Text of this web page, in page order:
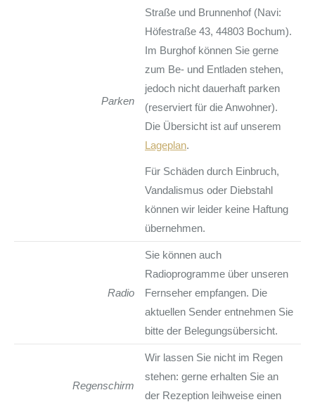
Parken
Straße und Brunnenhof (Navi:
Höfestraße 43, 44803 Bochum).
Im Burghof können Sie gerne
zum Be- und Entladen stehen,
jedoch nicht dauerhaft parken
(reserviert für die Anwohner).
Die Übersicht ist auf unserem
Lageplan.
Für Schäden durch Einbruch,
Vandalismus oder Diebstahl
können wir leider keine Haftung
übernehmen.
Radio
Sie können auch
Radioprogramme über unseren
Fernseher empfangen. Die
aktuellen Sender entnehmen Sie
bitte der Belegungsübersicht.
Regenschirm
Wir lassen Sie nicht im Regen
stehen: gerne erhalten Sie an
der Rezeption leihweise einen